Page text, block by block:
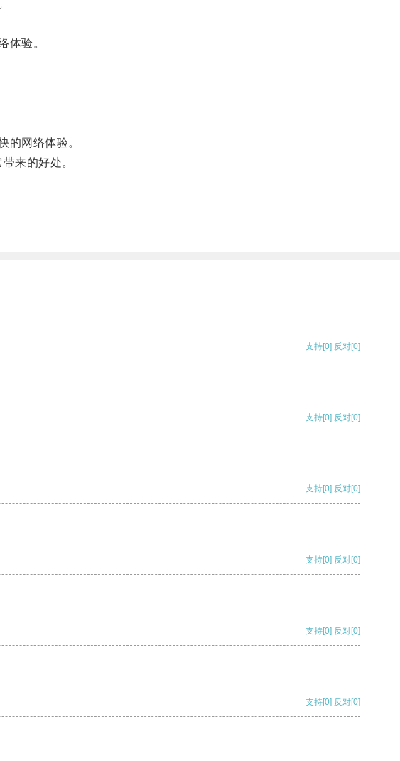
体验。
网络体验。
来的好处。
支持[0] 反对[0]
支持[0] 反对[0]
支持[0] 反对[0]
支持[0] 反对[0]
支持[0] 反对[0]
支持[0] 反对[0]